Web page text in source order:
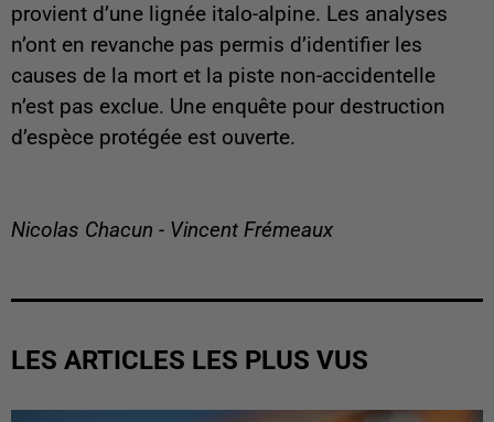
provient d’une lignée italo-alpine. Les analyses
n’ont en revanche pas permis d’identifier les
causes de la mort et la piste non-accidentelle
n’est pas exclue. Une enquête pour destruction
d’espèce protégée est ouverte.
Nicolas Chacun - Vincent Frémeaux
LES ARTICLES LES PLUS VUS